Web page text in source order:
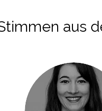
aus